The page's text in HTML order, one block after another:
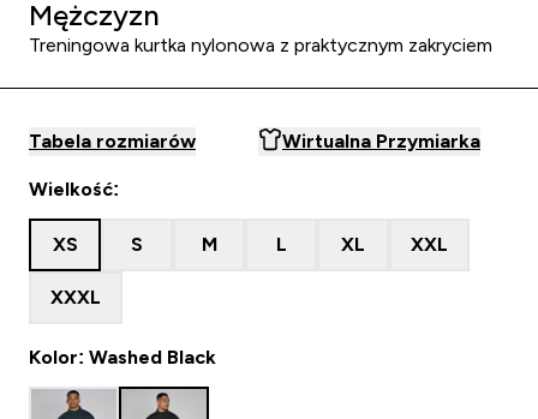
Mężczyzn
Treningowa kurtka nylonowa z praktycznym zakryciem
Tabela rozmiarów Wirtualna Przymiarka
Wielkość:
XS S M L XL XXL
XXXL
Kolor: Washed Black